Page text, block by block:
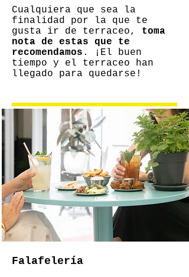
Cualquiera que sea la
finalidad por la que te
gusta ir de terraceo, toma
nota de estas que te
recomendamos . ¡El buen
tiempo y el terraceo han
llegado para quedarse!
Falafelería